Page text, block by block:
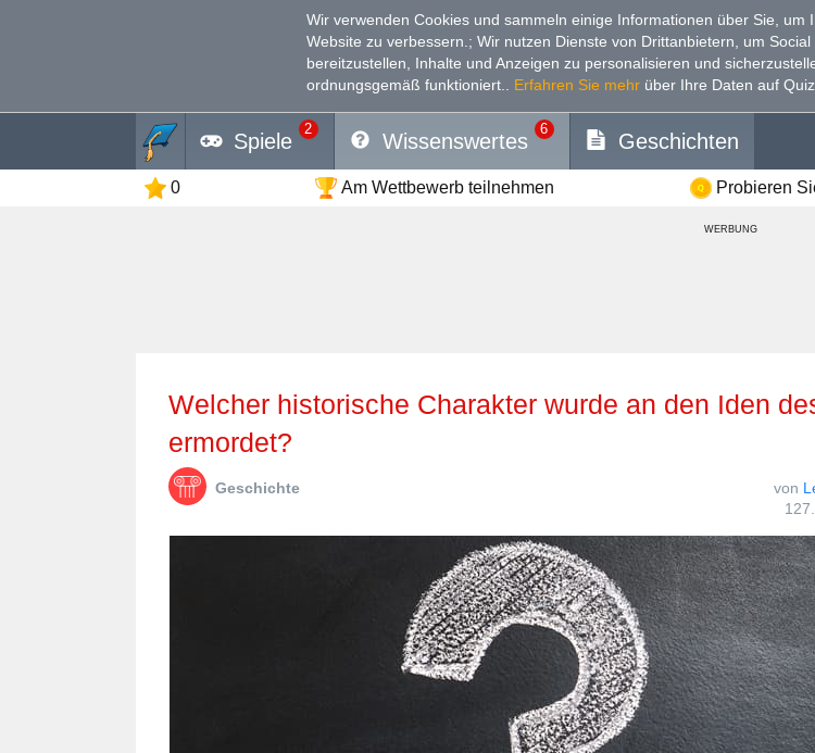
Wir verwenden Cookies und sammeln einige Informationen über Sie, um
Website zu verbessern. ; Wir nutzen Dienste von Drittanbietern, um
bereitzustellen, Inhalte und Anzeigen zu personalisieren und
ordnungsgemäß funktioniert.
Erfahren Sie mehr über Ihre Daten auf
Spiele
2
Wissenswertes
6
Geschichten
0 Am Wettbewerb teilnehmen Probieren
WERBUNG
Welcher historische Charakter wurde an den Iden des März
ermordet?
Geschichte von